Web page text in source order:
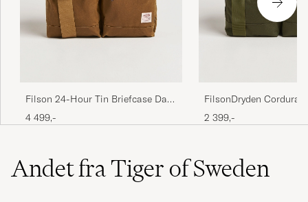
Filson 24-Hour Tin Briefcase Dark
Tan
4 499,-
FilsonDryden Cordura
BriefcaseOtter Green
2 399,-
Andet fra Tiger of Sweden